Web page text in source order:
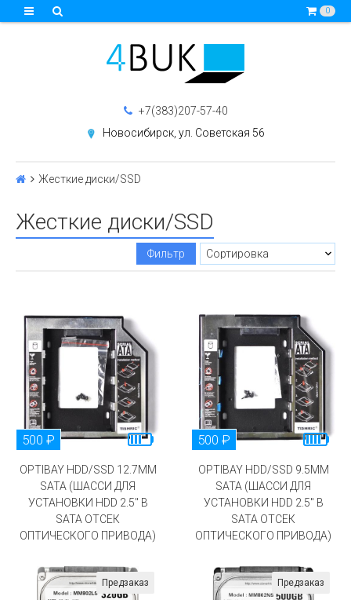
0
+7(383)207-57-40
Новосибирск, ул. Советская 56
Жесткие диски/SSD
Жесткие диски/SSD
Фильтр
500 ₽
OPTIBAY HDD/SSD 12.7MM
SATA (ШАССИ ДЛЯ
УСТАНОВКИ HDD 2.5" В
SATA ОТСЕК
ОПТИЧЕСКОГО ПРИВОДА)
500 ₽
OPTIBAY HDD/SSD 9.5MM
SATA (ШАССИ ДЛЯ
УСТАНОВКИ HDD 2.5" В
SATA ОТСЕК
ОПТИЧЕСКОГО ПРИВОДА)
Предзаказ Предзаказ